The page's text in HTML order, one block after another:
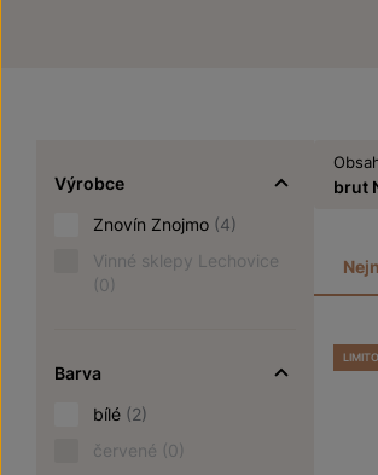
Výrobce
Znovín Znojmo (4)
Vinné sklepy Lechovice
(0)
Barva
bílé (2)
červené (0)
brut